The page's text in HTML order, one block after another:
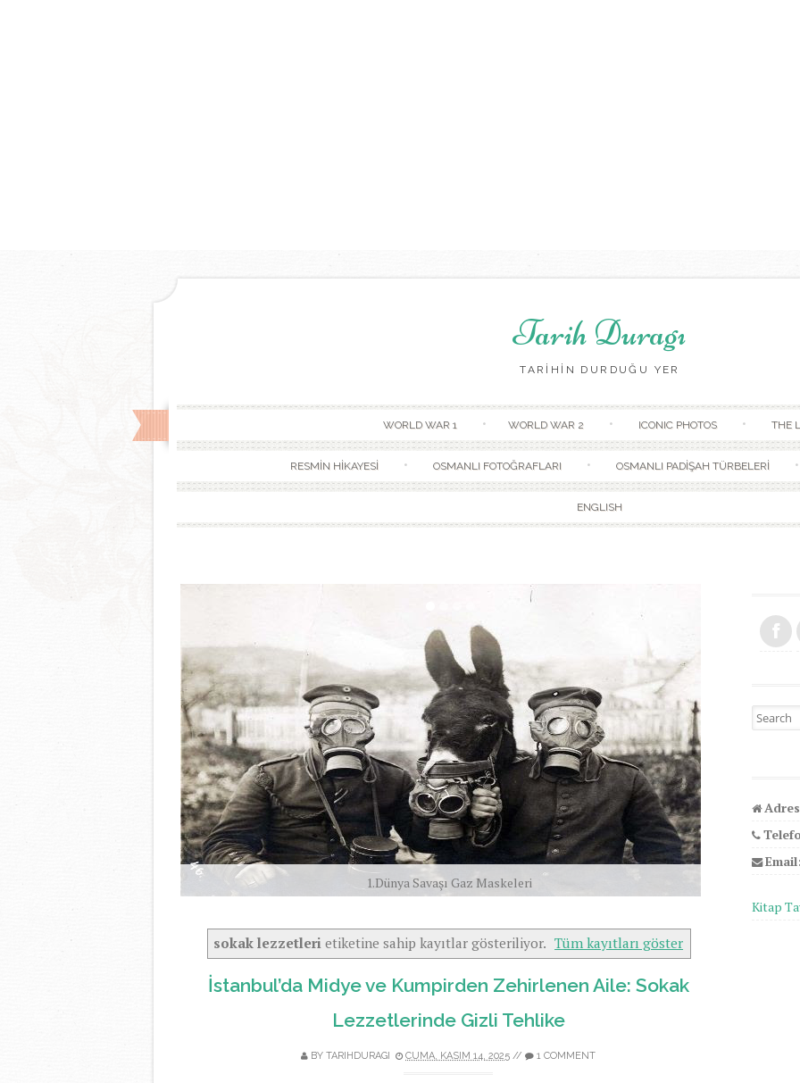
Tarih Duragı
TARİHİN DURDUĞU YER
WORLD WAR 1 WORLD WAR 2 ICONIC PHOTOS THE
RESMİN HİKAYESİ OSMANLI FOTOĞRAFLARI OSMANLI PADİŞAH TÜRBELERİ
ENGLISH
1.Dünya Savaşı Gaz Maskeleri
sokak lezzetleri etiketine sahip kayıtlar gösteriliyor. Tüm kayıtları göster
İstanbul’da Midye ve Kumpirden Zehirlenen Aile: Sokak
Lezzetlerinde Gizli Tehlike
BY TARIHDURAGI CUMA, KASIM 14, 2025 // 1 COMMENT
Search
Kitap